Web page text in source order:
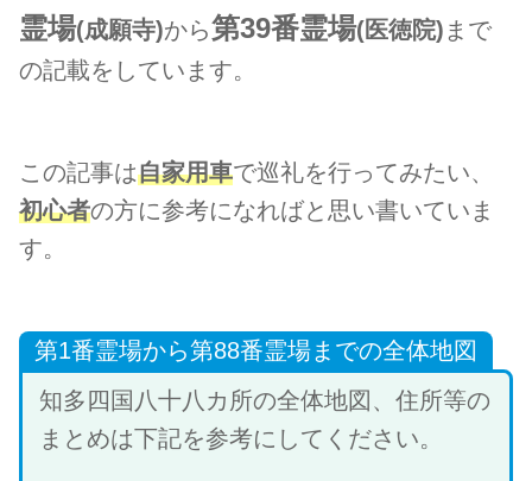
霊場(成願寺)から第39番霊場(医徳院) まで
の記載をしています。
この記事は自家用車で巡礼を行ってみたい、
初心者の方に参考になればと思い書いていま
す。
第1番霊場から第88番霊場までの全体地図
知多四国八十八カ所の全体地図、住所等の
まとめは下記を参考にしてください。